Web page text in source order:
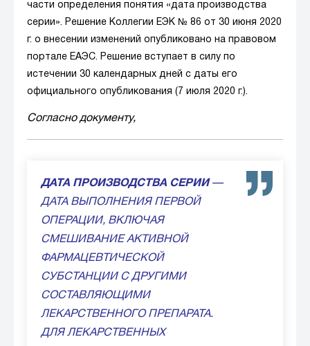
части определения понятия «дата производства
серии». Решение Коллегии ЕЭК № 86 от 30 июня 2020
г. о внесении изменений опубликовано на правовом
портале ЕАЭС. Решение вступает в силу по
истечении 30 календарных дней с даты его
официального опубликования (7 июля 2020 г.).
Согласно документу,
ДАТА ПРОИЗВОДСТВА СЕРИИ—
ДАТА ВЫПОЛНЕНИЯ ПЕРВОЙ
ОПЕРАЦИИ, ВКЛЮЧАЯ
СМЕШИВАНИЕ АКТИВНОЙ
ФАРМАЦЕВТИЧЕСКОЙ
СУБСТАНЦИИ С ДРУГИМИ
СОСТАВЛЯЮЩИМИ
ЛЕКАРСТВЕННОГО ПРЕПАРАТА.
ДЛЯ ЛЕКАРСТВЕННЫХ